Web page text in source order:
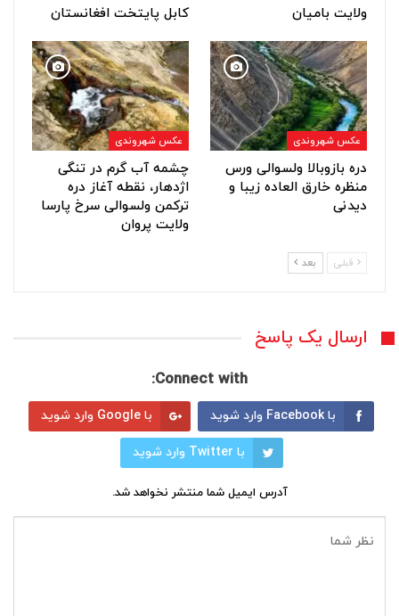
ولایت بامیان کابل پایتخت افغانستان
عکس شهروندی
دره بازوبالا ولسوالی ورس
منظره خارق العاده زیبا و
دیدنی
عکس شهروندی
چشمه آب گرم در تنگی
اژدهار، نقطه آغاز دره
ترکمن ولسوالی سرخ پارسا
ولایت پروان
قبلی بعد
ارسال یک پاسخ
Connect with:
با Facebook وارد شوید با Google وارد شوید
با Twitter وارد شوید
آدرس ایمیل شما منتشر نخواهد شد.